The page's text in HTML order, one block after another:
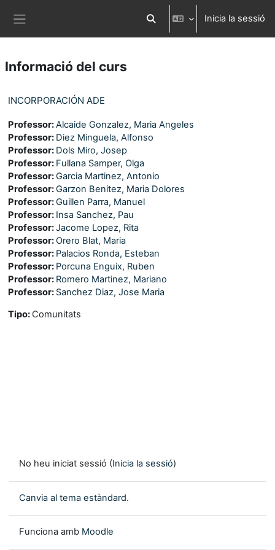
Commuta l'entrada de la cerca
Inicia la sessió
Informació del curs
INCORPORACIÓN ADE
Professor:Alcaide Gonzalez, Maria Angeles
Professor: Diez Minguela, Alfonso
Professor: Dols Miro, Josep
Professor: Fullana Samper, Olga
Professor:Garcia Martinez, Antonio
Professor:Garzon Benitez, Maria Dolores
Professor:Guillen Parra, Manuel
Professor: Insa Sanchez, Pau
Professor:Jacome Lopez, Rita
Professor:Orero Blat, Maria
Professor: Palacios Ronda, Esteban
Professor: Porcuna Enguix, Ruben
Professor: Romero Martinez, Mariano
Professor: Sanchez Diaz, Jose Maria
Tipo: Comunitats
No heu iniciat sessió (Inicia la sessió)
Canvia al tema estàndard.
Funciona amb Moodle